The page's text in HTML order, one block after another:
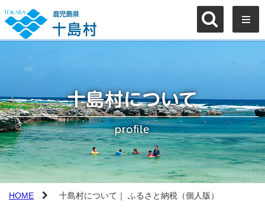
HOME 十島村について｜ ふるさと納税（個人版）